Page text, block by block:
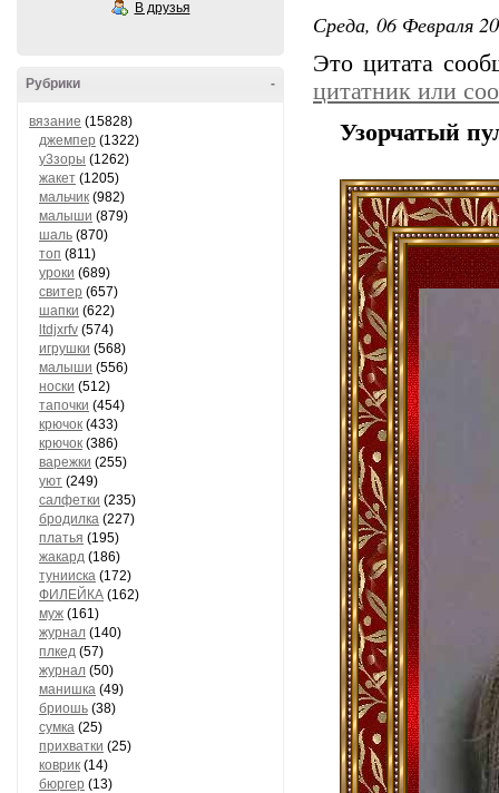
В друзья
-
Рубрики
вязание (15828)
джемпер (1322)
у3зоры (1262)
жакет (1205)
мальчик (982)
малыши (879)
шаль (870)
топ (811)
уроки (689)
свитер (657)
шапки (622)
ltdjxrfv (574)
игрушки (568)
малыши (556)
носки (512)
тапочки (454)
крючок (433)
крючок (386)
варежки (255)
уют (249)
салфетки (235)
бродилка (227)
платья (195)
жакард (186)
тунииска (172)
ФИЛЕЙКА (162)
муж (161)
журнал (140)
плкед (57)
журнал (50)
манишка (49)
бриошь (38)
сумка (25)
прихватки (25)
коврик (14)
бюргер (13)
Среда, 06 Февраля
Это цитата
цитатник или
Узорчатый